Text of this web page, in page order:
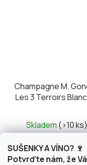
SUŠENKY A VÍNO? 🍷
Potvrďte nám, že
Champagne M.
Les 3 Terroirs
Skladem(>10 ks)
950,41 Kč bez DPH
1 150 Kč